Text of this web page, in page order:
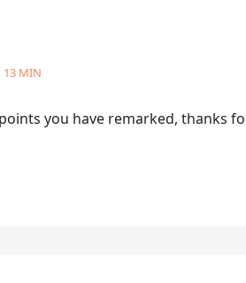
13 MIN
you have remarked, thanks